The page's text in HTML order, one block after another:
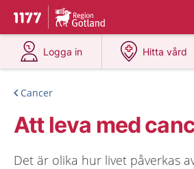
Till startsidan för 1177
Du har valt region
Logga in
på 1177.se
Hitta vård
på
Cancer
Att leva med
Det är olika hur livet påverkas